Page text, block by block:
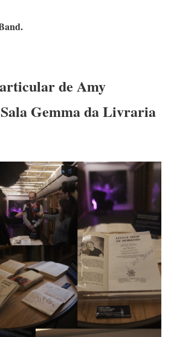
de Amy
Gemma da Livraria